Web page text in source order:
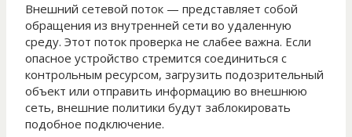
Внешний сетевой поток — представляет собой
обращения из внутренней сети во удаленную
среду. Этот поток проверка не слабее важна. Если
опасное устройство стремится соединиться с
контрольным ресурсом, загрузить подозрительный
объект или отправить информацию во внешнюю
сеть, внешние политики будут заблокировать
подобное подключение.